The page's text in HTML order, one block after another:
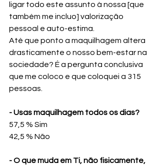
ligar todo este assunto à nossa [que
também me incluo] valorização
pessoal e auto-estima.
Até que ponto a maquilhagem altera
drasticamente o nosso bem-estar na
sociedade? É a pergunta conclusiva
que me coloco e que coloquei a 315
pessoas.
- Usas maquilhagem todos os dias?
57,5 % Sim
42,5 % Não
- O que muda em Ti, não fisicamente,